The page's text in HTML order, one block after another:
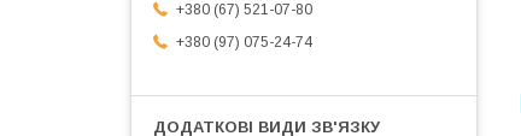
+380 (67) 521-07-80
+380 (97) 075-24-74